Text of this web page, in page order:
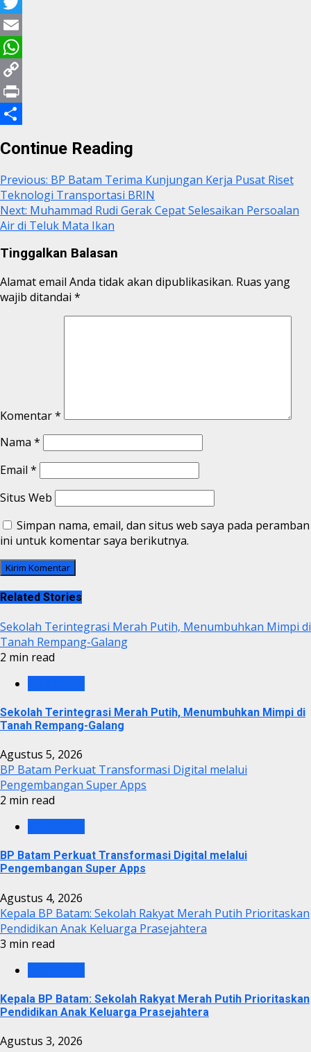
Twitter
Email
WhatsApp
Copy
Link
Print
Continue Reading
Previous: BP Batam Terima Kunjungan Kerja Pusat Riset
Teknologi Transportasi BRIN
Next: Muhammad Rudi Gerak Cepat Selesaikan Persoalan
Air di Teluk Mata Ikan
Tinggalkan Balasan
Alamat email Anda tidak akan dipublikasikan. Ruas yang
wajib ditandai *
Komentar*
Nama *
Email *
Situs Web
Simpan nama, email, dan situs web saya pada peramban
ini untuk komentar saya berikutnya.
Related Stories
Sekolah Terintegrasi Merah Putih, Menumbuhkan Mimpi di
Tanah Rempang-Galang
2 min read
Sekolah Terintegrasi Merah Putih, Menumbuhkan Mimpi di
Tanah Rempang-Galang
Agustus 5, 2026
BP Batam Perkuat Transformasi Digital melalui
Pengembangan Super Apps
2 min read
BP Batam Perkuat Transformasi Digital melalui
Pengembangan Super Apps
Agustus 4, 2026
Kepala BP Batam: Sekolah Rakyat Merah Putih Prioritaskan
Pendidikan Anak Keluarga Prasejahtera
3 min read
Kepala BP Batam: Sekolah Rakyat Merah Putih Prioritaskan
Pendidikan Anak Keluarga Prasejahtera
Agustus 3, 2026